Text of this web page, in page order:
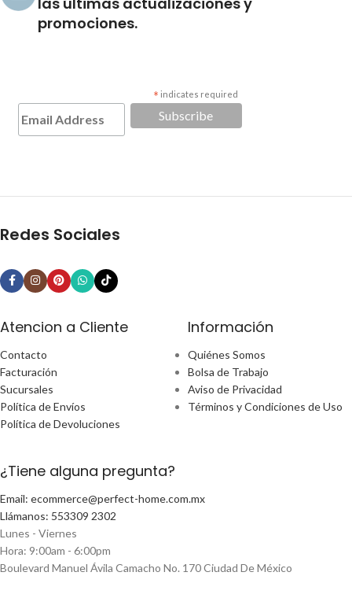
promociones.
* indicates required
Redes Sociales
Atencion a Cliente
Contacto
Facturación
Sucursales
Política de Envíos
Política de Devoluciones
Información
Quiénes Somos
Bolsa de Trabajo
Aviso de Privacidad
Términos y Condiciones de Uso
¿Tiene alguna pregunta?
Email: ecommerce@perfect-home.com.mx
Llámanos: 553309 2302
Lunes - Viernes
Hora: 9:00am - 6:00pm
Boulevard Manuel Ávila Camacho No. 170 Ciudad De México